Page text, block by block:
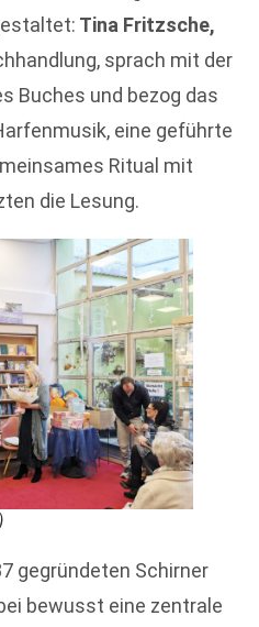
Tina Fritzsche,
sprach mit der
Buches und bezog das
eine geführte
Ritual mit
die Lesung.
gegründeten Schirner
bewusst eine zentrale